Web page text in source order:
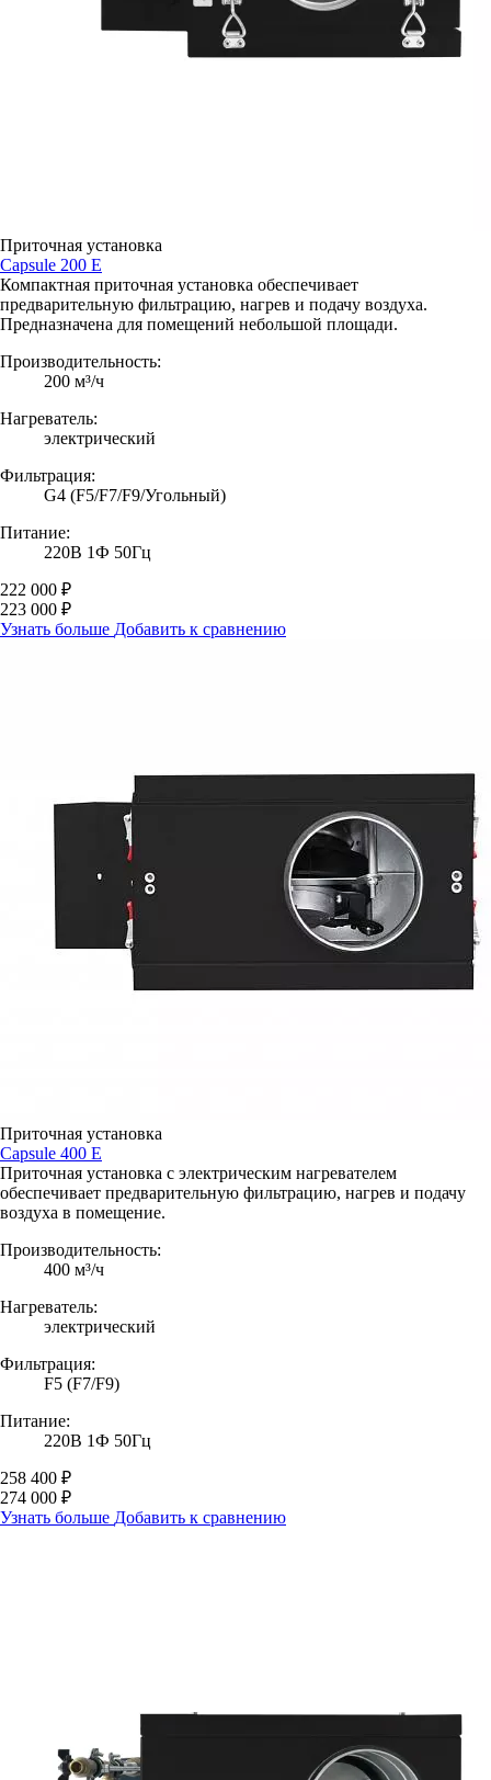
Приточная установка
Capsule 200 E
Компактная приточная установка обеспечивает
предварительную фильтрацию, нагрев и подачу воздуха.
Предназначена для помещений небольшой площади.
Производительность:
200 м³/ч
Нагреватель:
электрический
Фильтрация:
G4 (F5/F7/F9/Угольный)
Питание:
220В 1Ф 50Гц
222 000 ₽
223 000 ₽
Узнать больше Добавить к сравнению
Приточная установка
Capsule 400 E
Приточная установка с электрическим нагревателем
обеспечивает предварительную фильтрацию, нагрев и подачу
воздуха в помещение.
Производительность:
400 м³/ч
Нагреватель:
электрический
Фильтрация:
F5 (F7/F9)
Питание:
220В 1Ф 50Гц
258 400 ₽
274 000 ₽
Узнать больше Добавить к сравнению